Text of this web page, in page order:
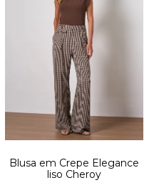
Blusa em Crepe Elegance
liso Cheroy